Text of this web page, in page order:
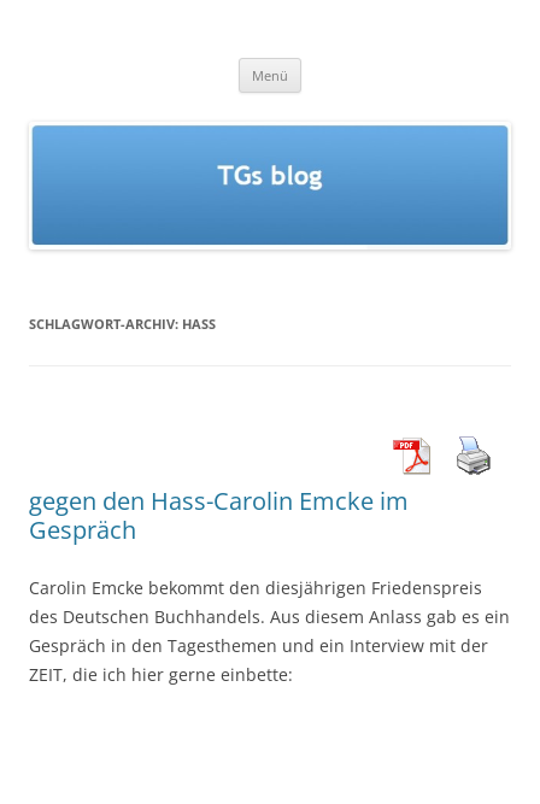
Menü
SCHLAGWORT-ARCHIV: HASS
gegen den Hass-Carolin Emcke im
Gespräch
Carolin Emcke bekommt den diesjährigen Friedenspreis
des Deutschen Buchhandels. Aus diesem Anlass gab es ein
Gespräch in den Tagesthemen und ein Interview mit der
ZEIT, die ich hier gerne einbette: